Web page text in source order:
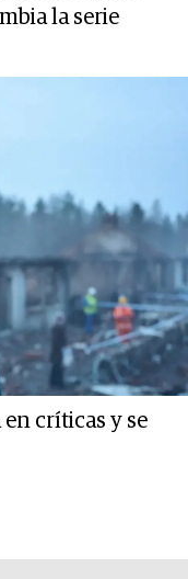
la serie
críticas y se